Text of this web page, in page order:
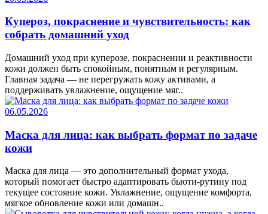
Купероз, покраснение и чувствительность: как
собрать домашний уход
Домашний уход при куперозе, покраснении и реактивности
кожи должен быть спокойным, понятным и регулярным.
Главная задача — не перегружать кожу активами, а
поддерживать увлажнение, ощущение мяг..
06.05.2026
Маска для лица: как выбрать формат по задаче
кожи
Маска для лица — это дополнительный формат ухода,
который помогает быстро адаптировать бьюти-рутину под
текущее состояние кожи. Увлажнение, ощущение комфорта,
мягкое обновление кожи или домашн..